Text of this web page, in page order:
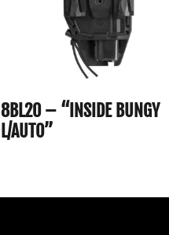
8BL20 – “INSIDE BUNGY
L/AUTO”